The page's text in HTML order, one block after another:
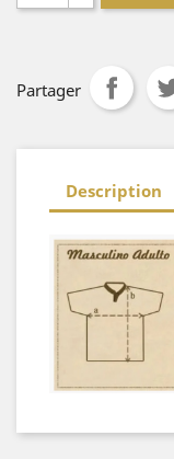
Partager
Description